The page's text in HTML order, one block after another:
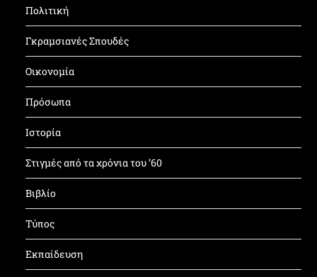
Πολιτική
Γκραμσιανές Σπουδές
Οικονομία
Πρόσωπα
Ιστορία
Στιγμές από τα χρόνια του ’60
Βιβλίο
Τύπος
Εκπαίδευση